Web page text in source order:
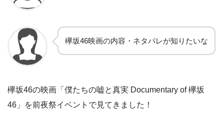
欅坂46映画の内容・ネタバレが知りたいな
欅坂46の映画「僕たちの嘘と真実 Documentary of 欅坂
46」を前夜祭イベントで見てきました！